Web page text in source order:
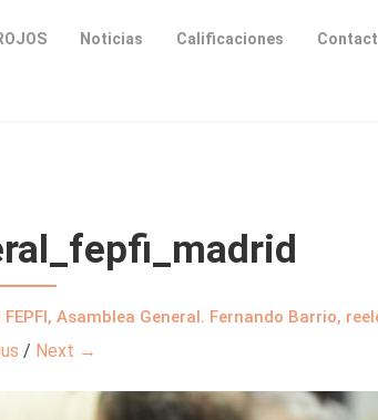
Noticias Calificaciones
FEPFI, Asamblea General. Fernando Barrio,
/ Next →